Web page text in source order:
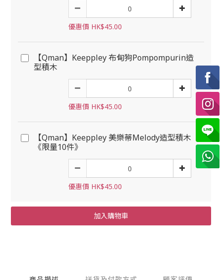
優惠價 HK$45.00
【Qman】Keeppley 布甸狗Pompompurin造
型積木
優惠價 HK$45.00
【Qman】Keeppley 美樂蒂Melody造型積木
《限量10件》
優惠價 HK$45.00
加入購物車